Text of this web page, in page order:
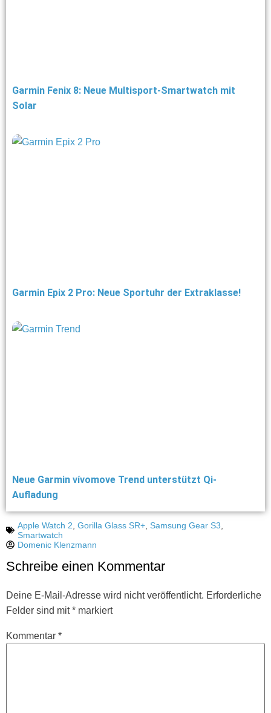
Garmin Fenix 8: Neue Multisport-Smartwatch mit
Solar
Garmin Epix 2 Pro: Neue Sportuhr der Extraklasse!
Neue Garmin vívomove Trend unterstützt Qi-
Aufladung
Apple Watch 2 Gorilla Glass SR+ Samsung Gear S3
Smartwatch
Domenic Klenzmann
Schreibe einen Kommentar
Deine E-Mail-Adresse wird nicht veröffentlicht. Erforderliche
Felder sind mit* markiert
Kommentar *